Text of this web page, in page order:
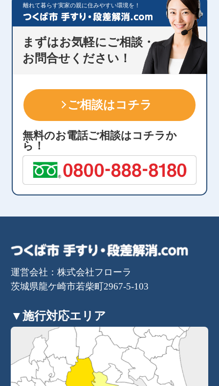
離れて暮らす実家の親に住みやすい環境を！
まずはお気軽にご相談・
お問合せください！
ご相談はコチラ
無料のお電話ご相談はコチラか
ら！
運営会社：株式会社フローラ
茨城県龍ケ崎市若柴町2967-5-103
▼施行対応エリア